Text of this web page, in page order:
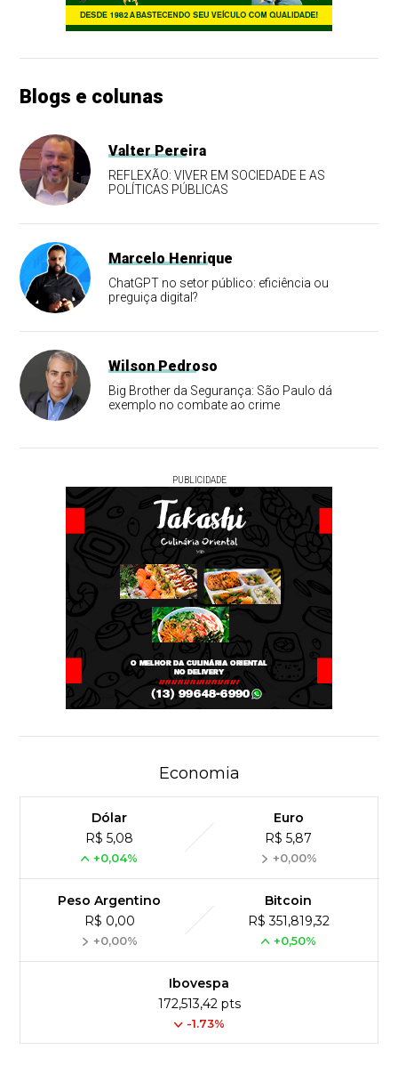
Blogs e colunas
Valter Pereira
REFLEXÃO: VIVER EM SOCIEDADE E AS
POLÍTICAS PÚBLICAS
Marcelo Henrique
ChatGPT no setor público: eficiência ou
preguiça digital?
Wilson Pedroso
Big Brother da Segurança: São Paulo dá
exemplo no combate ao crime
PUBLICIDADE
Economia
Dólar
R$ 5,08
+0,04%
Euro
R$ 5,87
+0,00%
Peso Argentino
R$ 0,00
+0,00%
Bitcoin
R$ 351,819,32
+0,50%
Ibovespa
172,513,42 pts
-1.73%